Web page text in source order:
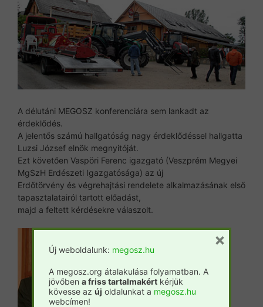
A délutáni MEGOSZ konferenciára sem lankadt az
érdeklődés.
A jelentős számú hallgatóság nagy érdeklődéssel hallgatta
Luzsi József elnök megnyitóját.
Ezt követően Vaspöri Ferenc igazgató (Veszprém Megyei
MgSzH Erdészeti Igazgatósága) az új
Erdőtörvény és végrehajtási rendelete alkalmazásának első
tapasztalatairól tartott előadást,
majd a feltett kérdésekre válaszolt.
Új weboldalunk: megosz.hu
A megosz.org átalakulása folyamatban. A
jövőben a friss tartalmakért kérjük
kövesse az új oldalunkat a megosz.hu
webcímen!
×